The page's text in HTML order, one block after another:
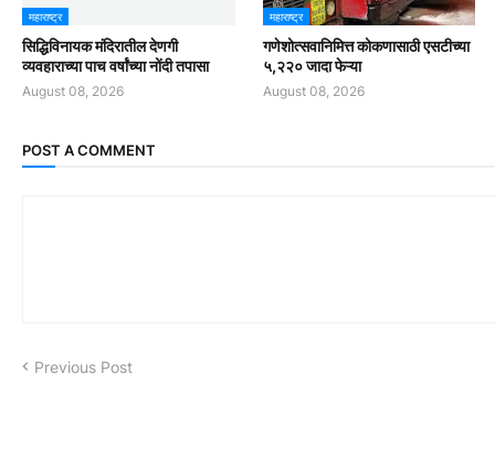
महाराष्ट्र
सिद्धिविनायक मंदिरातील देणगी
व्यवहाराच्या पाच वर्षांच्या नोंदी तपासा
August 08, 2026
महाराष्ट्र
गणेशोत्सवानिमित्त कोकणासाठी एसटीच्या
५,२२० जादा फेऱ्या
August 08, 2026
POST A COMMENT
Previous Post